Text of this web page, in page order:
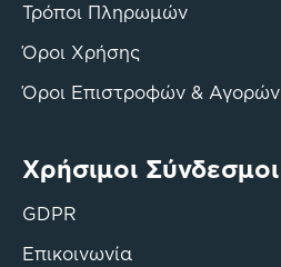
Τρόποι Πληρωμών
Όροι Χρήσης
Όροι Επιστροφών & Αγορών
Χρήσιμοι Σύνδεσμοι
GDPR
Επικοινωνία